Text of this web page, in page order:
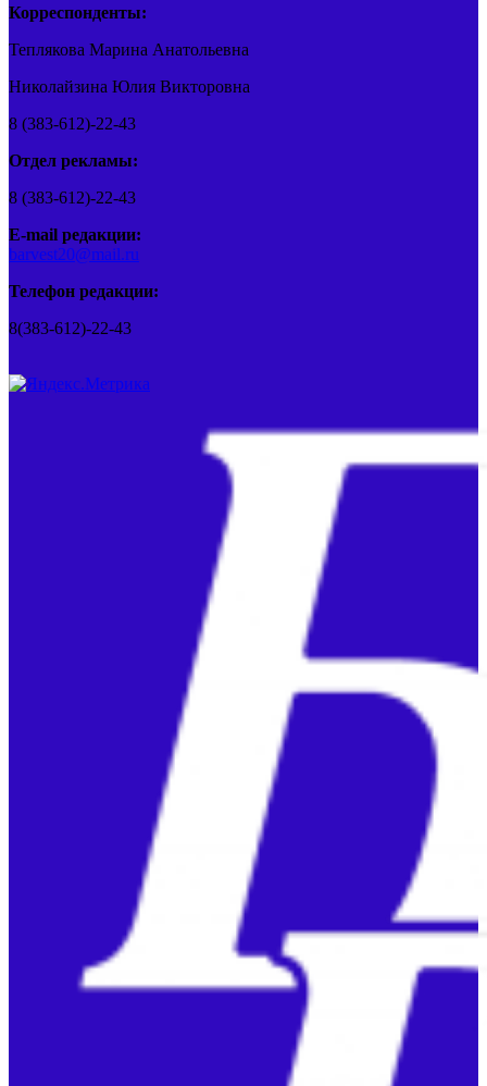
Корреспонденты:
Теплякова Марина Анатольевна
Николайзина Юлия Викторовна
8 (383-612)-22-43
Отдел рекламы:
8 (383-612)-22-43
E-mail редакции:
barvest20@mail.ru
Телефон редакции:
8(383-612)-22-43